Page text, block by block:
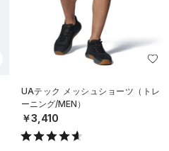
UAテック メッシュショーツ（トレ
ーニング/MEN）
￥3,410